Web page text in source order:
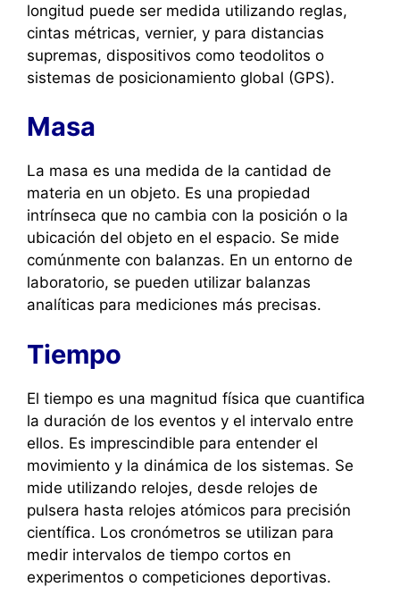
longitud puede ser medida utilizando reglas,
cintas métricas, vernier, y para distancias
supremas, dispositivos como teodolitos o
sistemas de posicionamiento global (GPS).
Masa
La masa es una medida de la cantidad de
materia en un objeto. Es una propiedad
intrínseca que no cambia con la posición o la
ubicación del objeto en el espacio. Se mide
comúnmente con balanzas. En un entorno de
laboratorio, se pueden utilizar balanzas
analíticas para mediciones más precisas.
Tiempo
El tiempo es una magnitud física que cuantifica
la duración de los eventos y el intervalo entre
ellos. Es imprescindible para entender el
movimiento y la dinámica de los sistemas. Se
mide utilizando relojes, desde relojes de
pulsera hasta relojes atómicos para precisión
científica. Los cronómetros se utilizan para
medir intervalos de tiempo cortos en
experimentos o competiciones deportivas.